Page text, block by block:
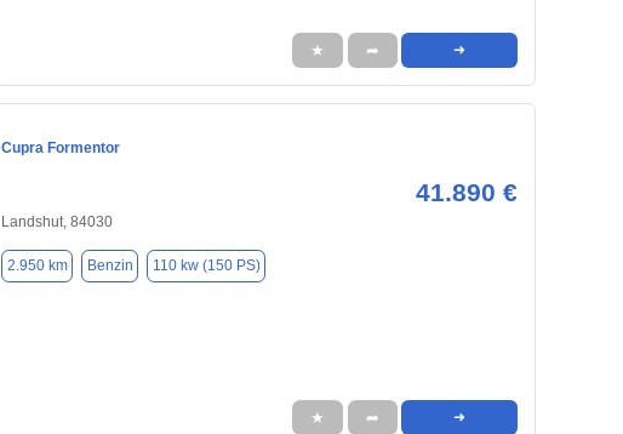
★ ➦ ➜
Cupra Formentor
41.890 €
Landshut, 84030
2.950 km Benzin 110 kw (150 PS)
★ ➦ ➜